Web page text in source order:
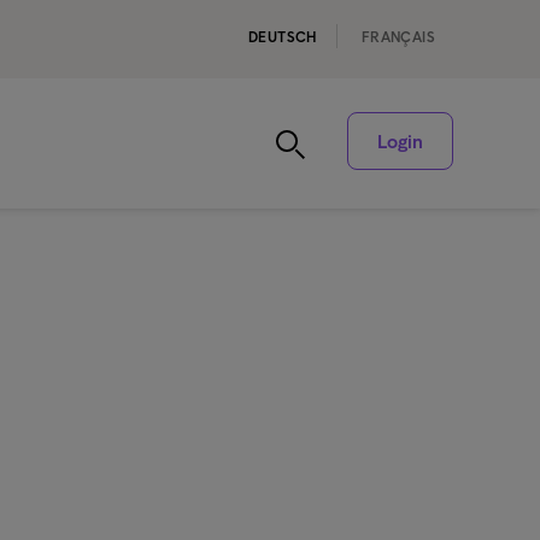
DEUTSCH FRANÇAIS
Login